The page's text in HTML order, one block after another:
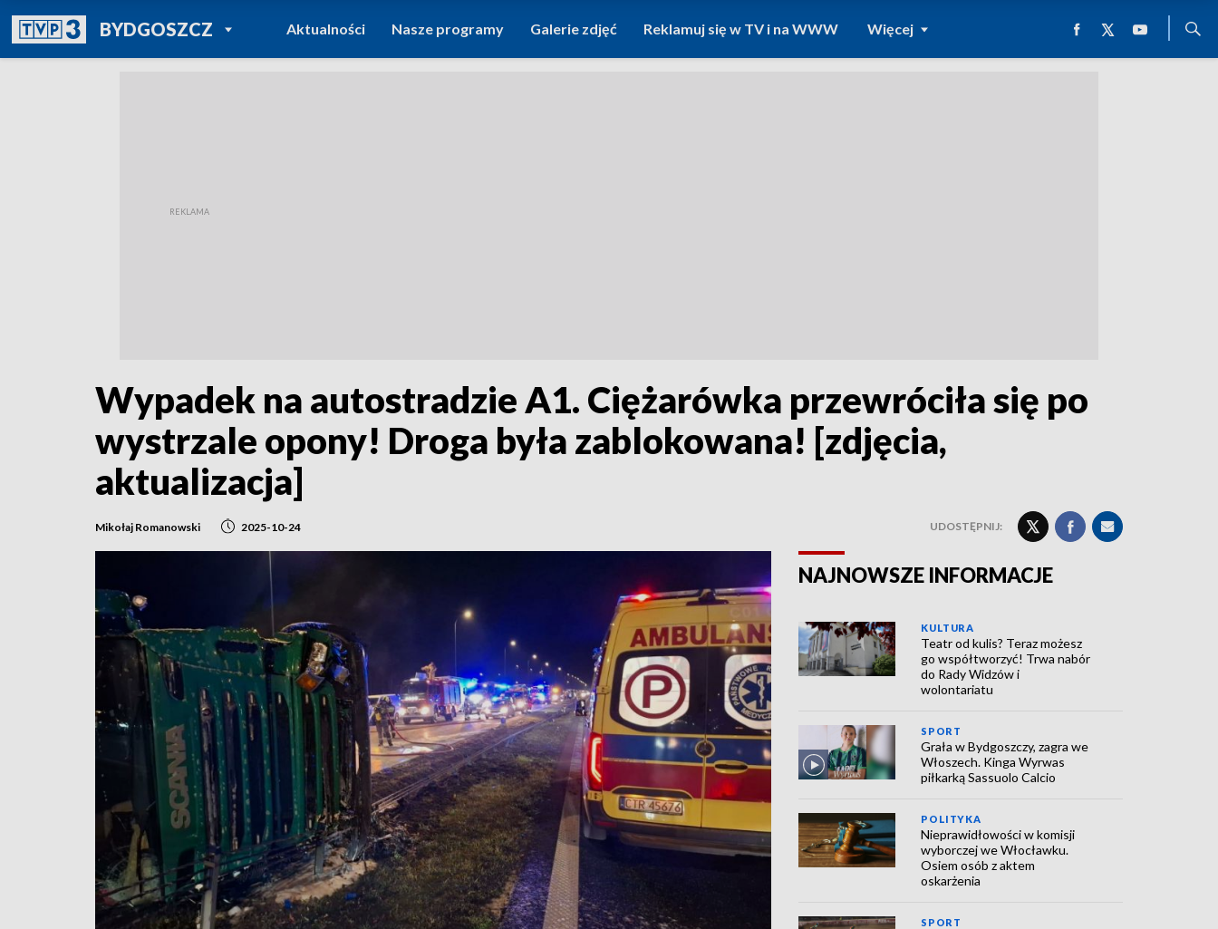
BYDGOSZCZPOWRÓT DO
TVP REGIONY
Aktualności Nasze programy Galerie zdjęć Reklamuj się w TV i na WWW Więcej
Wypadek na autostradzie A1. Ciężarówka przewróciła się po
wystrzale opony! Droga była zablokowana! [zdjęcia,
aktualizacja]
Mikołaj Romanowski 2025-10-24 UDOSTĘPNIJ:
NAJNOWSZE INFORMACJE
KULTURA
Teatr od kulis? Teraz możesz
go współtworzyć! Trwa nabór
do Rady Widzów i
wolontariatu
SPORT
Grała w Bydgoszczy, zagra we
Włoszech. Kinga Wyrwas
piłkarką Sassuolo Calcio
POLITYKA
Nieprawidłowości w komisji
wyborczej we Włocławku.
Osiem osób z aktem
oskarżenia
SPORT